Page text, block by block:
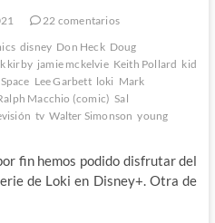
22 comentarios
disney Don Heck Doug
kirby jamie mckelvie Keith Pollard kid
Lee Garbett loki Mark
Macchio (comic) Sal
tv Walter Simonson young
fin hemos podido disfrutar del
de Loki en Disney+. Otra de